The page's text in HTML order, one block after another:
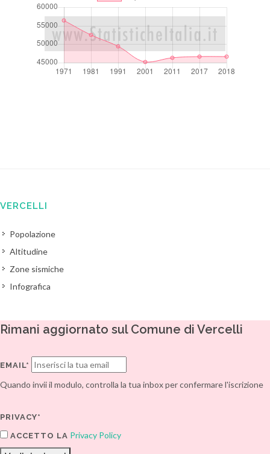
VERCELLI
Popolazione
Altitudine
Zone sismiche
Infografica
Rimani aggiornato sul Comune di Vercelli
EMAIL*
Quando invii il modulo, controlla la tua inbox per confermare l'iscrizione
PRIVACY*
ACCETTO LA Privacy Policy